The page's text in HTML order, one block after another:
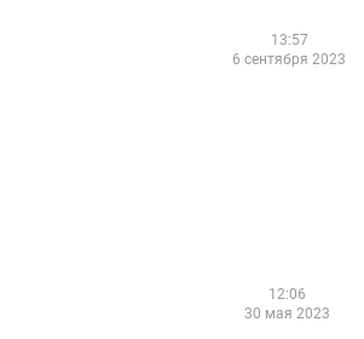
13:57
6 сентября 2023
12:06
30 мая 2023